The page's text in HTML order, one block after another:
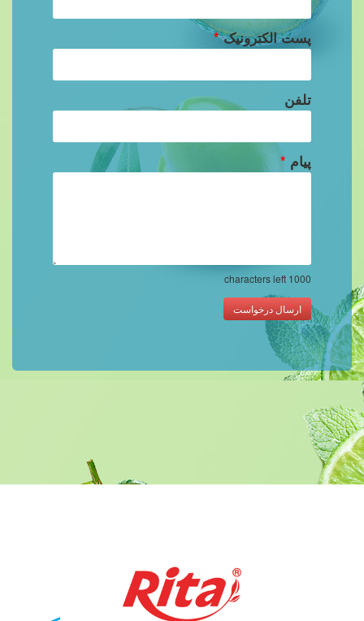
پست الکترونیک*
تلفن
پیام *
1000
ارسال درخواست